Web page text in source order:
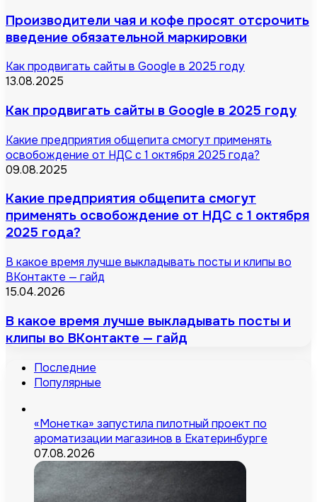
Производители чая и кофе просят отсрочить
введение обязательной маркировки
Как продвигать сайты в Google в 2025 году
13.08.2025
Как продвигать сайты в Google в 2025 году
Какие предприятия общепита смогут применять
освобождение от НДС с 1 октября 2025 года?
09.08.2025
Какие предприятия общепита смогут
применять освобождение от НДС с 1 октября
2025 года?
В какое время лучше выкладывать посты и клипы во
ВКонтакте — гайд
15.04.2026
В какое время лучше выкладывать посты и
клипы во ВКонтакте — гайд
Последние
Популярные
«Монетка» запустила пилотный проект по
ароматизации магазинов в Екатеринбурге
07.08.2026